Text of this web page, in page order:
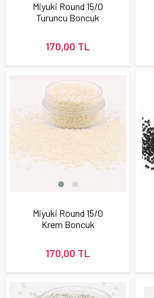
Miyuki Round 15/0
Turuncu Boncuk
170,00 TL
Miyuki Round 15/0
Krem Boncuk
170,00 TL